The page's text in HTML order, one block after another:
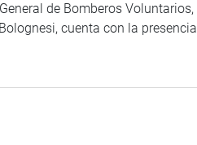
de Bomberos
cuenta con la